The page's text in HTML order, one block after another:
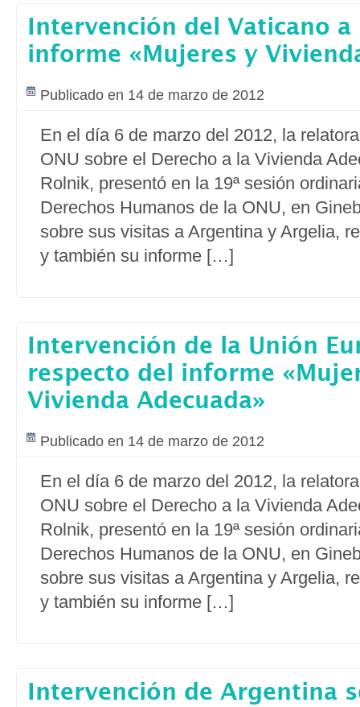
Intervención del Vaticano
informe «Mujeres y
Publicado en 14 de marzo de 2012
En el día 6 de marzo del 2012, la
ONU sobre el Derecho a la Vivienda
Rolnik, presentó en la 19ª sesión
Derechos Humanos de la ONU, en
sobre sus visitas a Argentina y Argelia,
y también su informe […]
Intervención de la Unión
respecto del informe
Vivienda Adecuada»
Publicado en 14 de marzo de 2012
En el día 6 de marzo del 2012, la
ONU sobre el Derecho a la Vivienda
Rolnik, presentó en la 19ª sesión
Derechos Humanos de la ONU, en
sobre sus visitas a Argentina y Argelia,
y también su informe […]
Intervención de Argentina